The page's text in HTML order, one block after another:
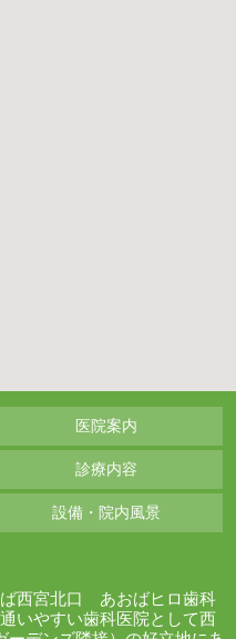
医院案内
診療内容
設備・院内風景
西宮北口 あおばヒロ歯科
いやすい歯科医院として西